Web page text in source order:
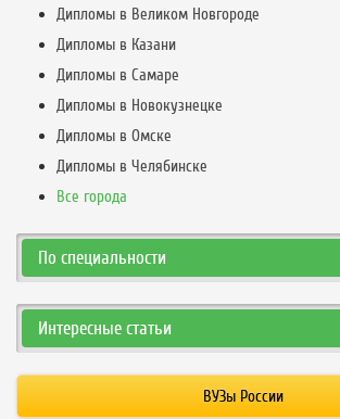
Дипломы в Великом Новгороде
Дипломы в Казани
Дипломы в Самаре
Дипломы в Новокузнецке
Дипломы в Омске
Дипломы в Челябинске
Все города
По специальности
Интересные статьи
ВУЗы России